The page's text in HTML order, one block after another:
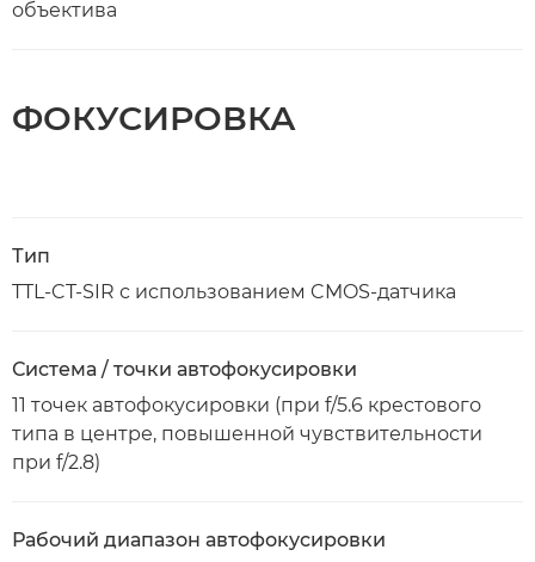
объектива
ФОКУСИРОВКА
Тип
TTL-CT-SIR с использованием CMOS-датчика
Система / точки автофокусировки
11 точек автофокусировки (при f/5.6 крестового
типа в центре, повышенной чувствительности
при f/2.8)
Рабочий диапазон автофокусировки